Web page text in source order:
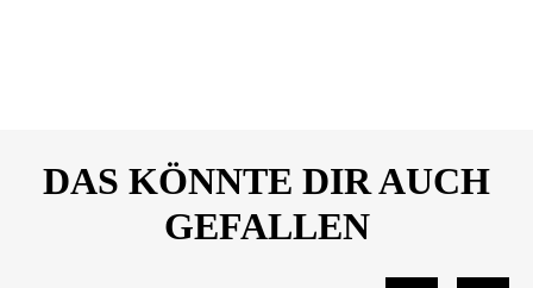
DAS KÖNNTE DIR AUCH
GEFALLEN